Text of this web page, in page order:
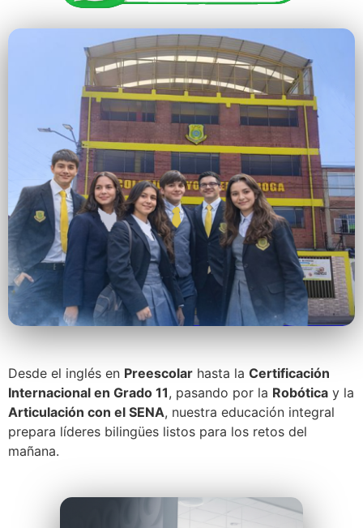
Desde el inglés en Preescolar hasta la Certificación
Internacional en Grado 11, pasando por la Robótica y la
Articulación con el SENA, nuestra educación integral
prepara líderes bilingües listos para los retos del
mañana.